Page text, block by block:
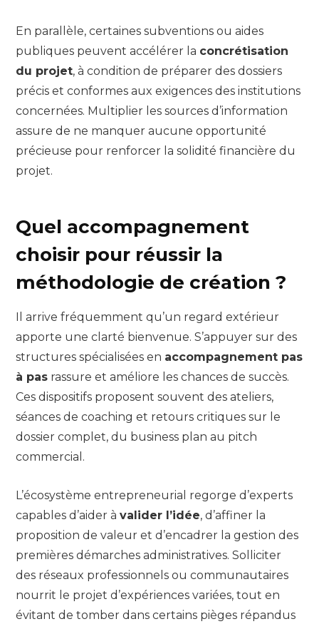
En parallèle, certaines subventions ou aides
publiques peuvent accélérer la concrétisation
du projet, à condition de préparer des dossiers
précis et conformes aux exigences des institutions
concernées. Multiplier les sources d’information
assure de ne manquer aucune opportunité
précieuse pour renforcer la solidité financière du
projet.
Quel accompagnement
choisir pour réussir la
méthodologie de création ?
Il arrive fréquemment qu’un regard extérieur
apporte une clarté bienvenue. S’appuyer sur des
structures spécialisées en accompagnement pas
à pas rassure et améliore les chances de succès.
Ces dispositifs proposent souvent des ateliers,
séances de coaching et retours critiques sur le
dossier complet, du business plan au pitch
commercial.
L’écosystème entrepreneurial regorge d’experts
capables d’aider à valider l’idée, d’affiner la
proposition de valeur et d’encadrer la gestion des
premières démarches administratives. Solliciter
des réseaux professionnels ou communautaires
nourrit le projet d’expériences variées, tout en
évitant de tomber dans certains pièges répandus